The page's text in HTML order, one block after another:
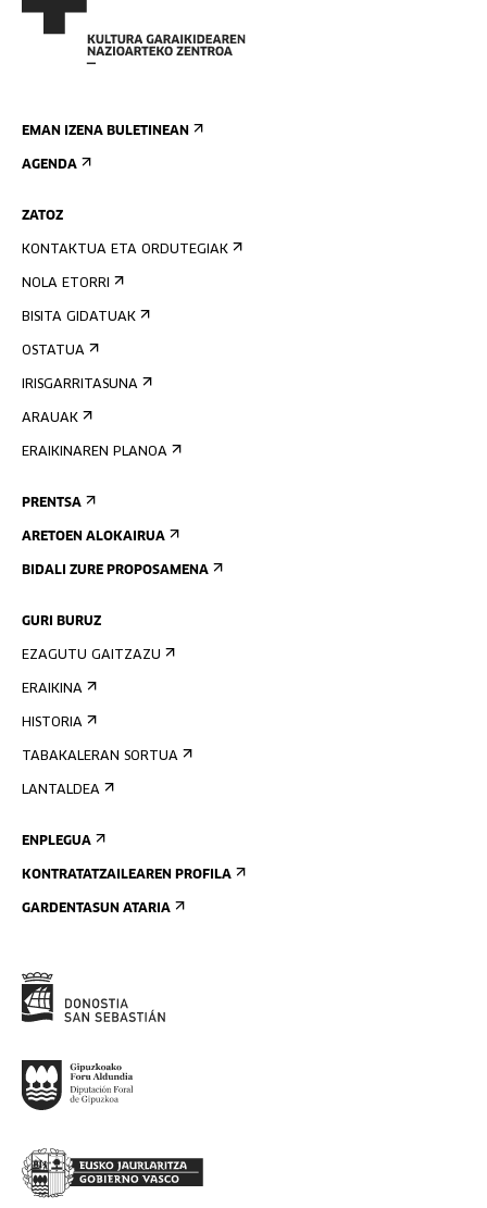
EMAN IZENA BULETINEAN
AGENDA
ZATOZ
KONTAKTUA ETA ORDUTEGIAK
NOLA ETORRI
BISITA GIDATUAK
OSTATUA
IRISGARRITASUNA
ARAUAK
ERAIKINAREN PLANOA
PRENTSA
ARETOEN ALOKAIRUA
BIDALI ZURE PROPOSAMENA
GURI BURUZ
EZAGUTU GAITZAZU
ERAIKINA
HISTORIA
TABAKALERAN SORTUA
LANTALDEA
ENPLEGUA
KONTRATATZAILEAREN PROFILA
GARDENTASUN ATARIA